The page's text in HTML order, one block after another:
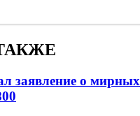
заявление о мирных